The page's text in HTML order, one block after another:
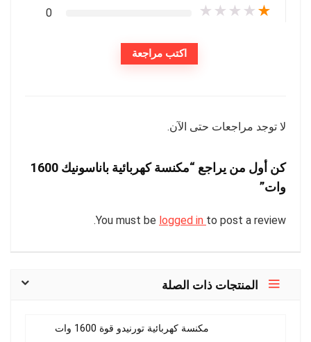
★
★
★
★
★
0
اكتب مراجعة
لا توجد مراجعات حتى الآن.
كن أول من يراجع “مكنسة كهربائية باناسونيك 1600
وات”
You must be logged in to post a review.
المنتجات ذات الصلة
مكنسة كهربائية تورنيدو قوة 1600 وات